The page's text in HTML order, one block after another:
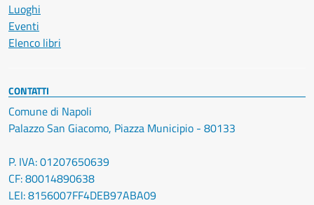
Luoghi
Eventi
Elenco libri
CONTATTI
Comune di Napoli
Palazzo San Giacomo, Piazza Municipio - 80133
P. IVA: 01207650639
CF: 80014890638
LEI: 8156007FF4DEB97ABA09